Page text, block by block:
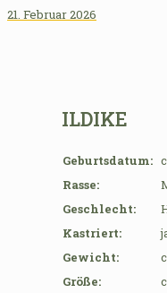
21. Februar 2026
ILDIKE
Geburtsdatum:
Rasse:
Geschlecht:
Kastriert:
Gewicht:
Größe: